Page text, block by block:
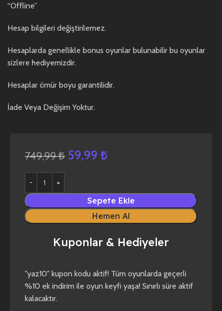
“Offline”
Hesap bilgileri değiştirilemez.
Hesaplarda genellikle bonus oyunlar bulunabilir bu oyunlar
sizlere hediyemizdir.
Hesaplar ömür boyu garantilidir.
İade Veya Değişim Yoktur.
749,99₺ 59,99 ₺
Sepete Ekle
Hemen Al
Kuponlar & Hediyeler
"yaz10" kupon kodu aktif! Tüm oyunlarda geçerli
%10 ek indirim ile oyun keyfi yaşa! Sınırlı süre aktif
kalacaktır.